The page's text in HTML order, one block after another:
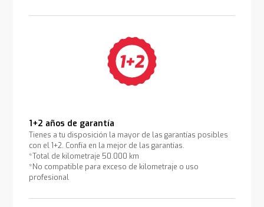
1+2 años de garantía
Tienes a tu disposición la mayor de las garantías posibles
con el 1+2. Confía en la mejor de las garantías.
*Total de kilometraje 50.000 km
*No compatible para exceso de kilometraje o uso
profesional